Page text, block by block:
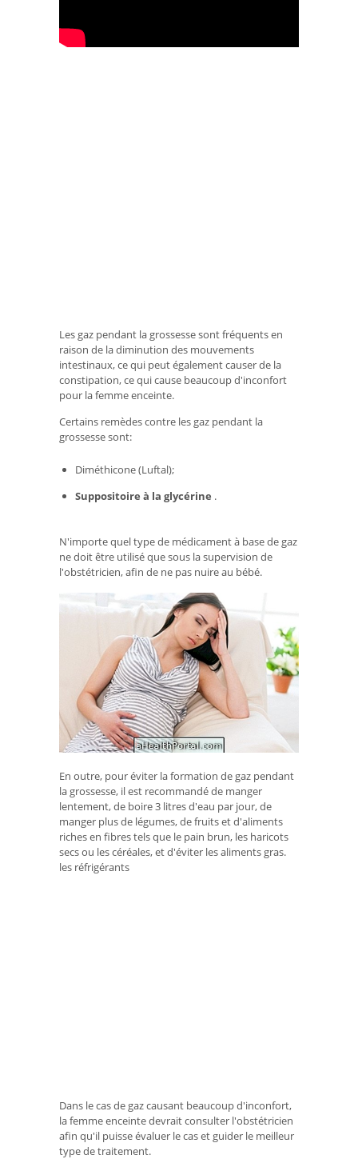
Les gaz pendant la grossesse sont fréquents en
raison de la diminution des mouvements
intestinaux, ce qui peut également causer de la
constipation, ce qui cause beaucoup d'inconfort
pour la femme enceinte.
Certains remèdes contre les gaz pendant la
grossesse sont:
Diméthicone (Luftal);
Suppositoire à la glycérine .
N'importe quel type de médicament à base de gaz
ne doit être utilisé que sous la supervision de
l'obstétricien, afin de ne pas nuire au bébé.
En outre, pour éviter la formation de gaz pendant
la grossesse, il est recommandé de manger
lentement, de boire 3 litres d'eau par jour, de
manger plus de légumes, de fruits et d'aliments
riches en fibres tels que le pain brun, les haricots
secs ou les céréales, et d'éviter les aliments gras.
les réfrigérants
Dans le cas de gaz causant beaucoup d'inconfort,
la femme enceinte devrait consulter l'obstétricien
afin qu'il puisse évaluer le cas et guider le meilleur
type de traitement.